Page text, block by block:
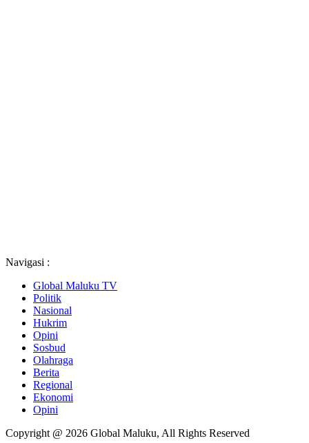
Navigasi :
Global Maluku TV
Politik
Nasional
Hukrim
Opini
Sosbud
Olahraga
Berita
Regional
Ekonomi
Opini
Copyright @ 2026 Global Maluku, All Rights Reserved